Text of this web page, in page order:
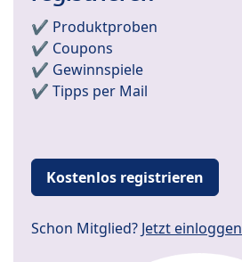
✔️ Produktproben
✔️ Coupons
✔️ Gewinnspiele
✔️ Tipps per Mail
Kostenlos registrieren
Schon Mitglied? Jetzt einloggen